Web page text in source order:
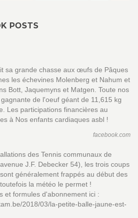
POSTS
sa grande chasse aux œufs de Pâques
les échevines Molenberg et Nahum et
Bott, Jaquemyns et Matgen. Toute nos
de l'oeuf géant de 11,615 kg
Les participations financières au
à Nos enfants cardiaques asbl !
facebook.com
des Tennis communaux de
J.F. Debecker 54), les trois coups
généralement frappés au début des
la météo le permet !
et formules d'abonnement ici :
2018/03/la-petite-balle-jaune-est-